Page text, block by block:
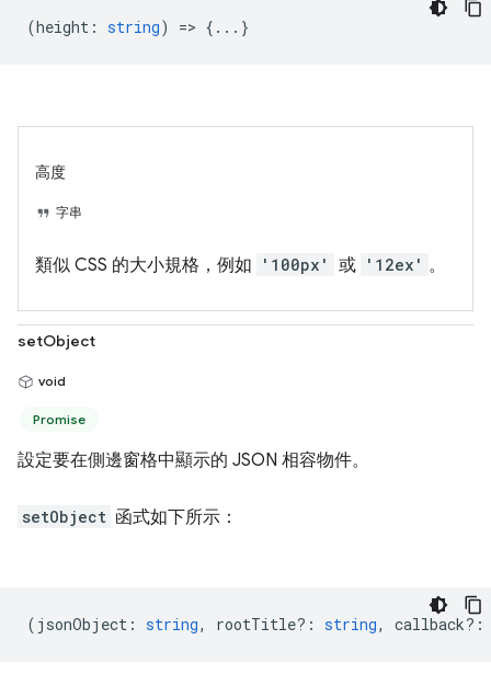
(height : string) => {...}
高度
字串
類似 CSS 的大小規格，例如 '100px' 或 '12ex' 。
setObject
void
Promise
設定要在側邊窗格中顯示的 JSON 相容物件。
setObject 函式如下所示：
( jsonObject : string, rootTitle? : string, callback? :